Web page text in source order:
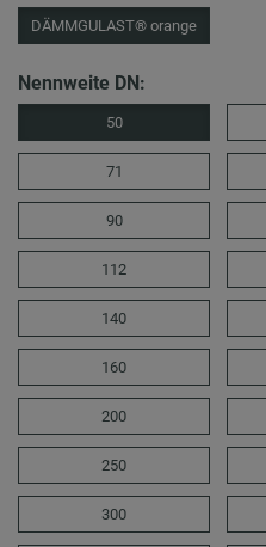
DÄMMGULAST® orange
Nennweite DN:
50
71
90
112
140
160
200
250
300